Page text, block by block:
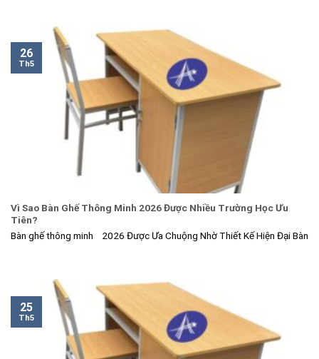
Vì Sao Bàn Ghế Thông Minh 2026 Được Nhiều Trường Học Ưu
Tiên?
Bàn ghế thông minh 2026 Được Ưa Chuộng Nhờ Thiết Kế Hiện Đại Bàn
26
Th5
25
Th5